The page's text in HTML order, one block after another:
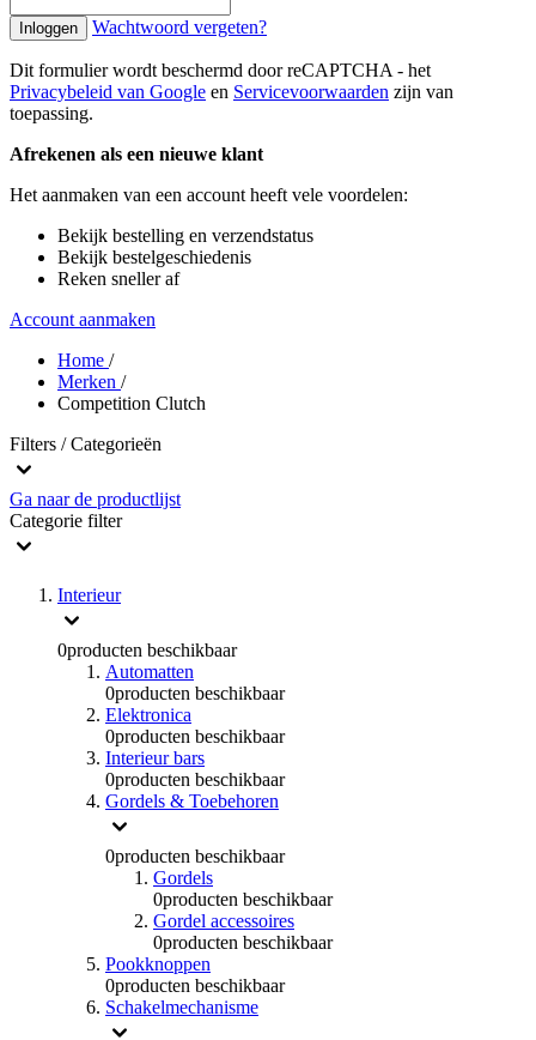
Inloggen Wachtwoord vergeten?
Dit formulier wordt beschermd door reCAPTCHA - het
Privacybeleid van Google en Servicevoorwaarden zijn van
toepassing.
Afrekenen als een nieuwe klant
Het aanmaken van een account heeft vele voordelen:
Bekijk bestelling en verzendstatus
Bekijk bestelgeschiedenis
Reken sneller af
Account aanmaken
Home /
Merken /
Competition Clutch
Filters / Categorieën
Ga naar de productlijst
Categorie filter
Interieur
0producten beschikbaar
Automatten
0producten beschikbaar
Elektronica
0producten beschikbaar
Interieur bars
0producten beschikbaar
Gordels & Toebehoren
0producten beschikbaar
Gordels
0producten beschikbaar
Gordel accessoires
0producten beschikbaar
Pookknoppen
0producten beschikbaar
Schakelmechanisme